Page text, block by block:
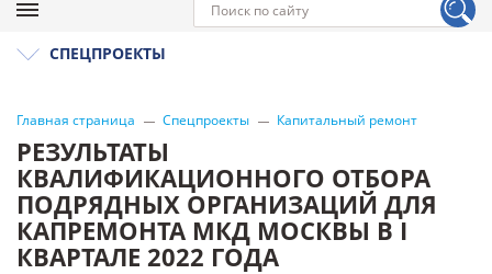
СПЕЦПРОЕКТЫ
Главная страница Спецпроекты Капитальный ремонт
РЕЗУЛЬТАТЫ
КВАЛИФИКАЦИОННОГО ОТБОРА
ПОДРЯДНЫХ ОРГАНИЗАЦИЙ ДЛЯ
КАПРЕМОНТА МКД МОСКВЫ В I
КВАРТАЛЕ 2022 ГОДА